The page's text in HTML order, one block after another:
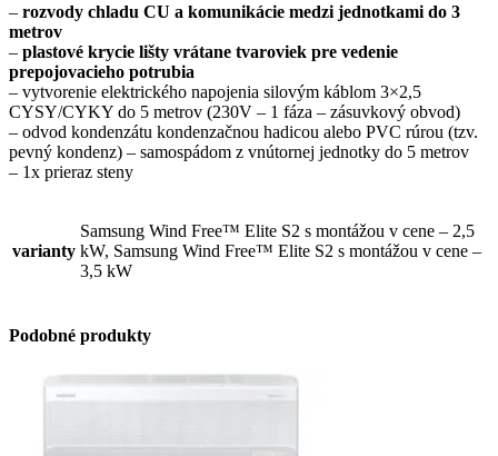
– rozvody chladu CU a komunikácie medzi jednotkami do 3
metrov
– plastové krycie lišty vrátane tvaroviek pre vedenie
prepojovacieho potrubia
– vytvorenie elektrického napojenia silovým káblom 3×2,5
CYSY/CYKY do 5 metrov (230V – 1 fáza – zásuvkový obvod)
– odvod kondenzátu kondenzačnou hadicou alebo PVC rúrou (tzv.
pevný kondenz) – samospádom z vnútornej jednotky do 5 metrov
– 1x prieraz steny
varianty
Samsung Wind Free™ Elite S2 s montážou v cene – 2,5
kW, Samsung Wind Free™ Elite S2 s montážou v cene –
3,5 kW
Podobné produkty